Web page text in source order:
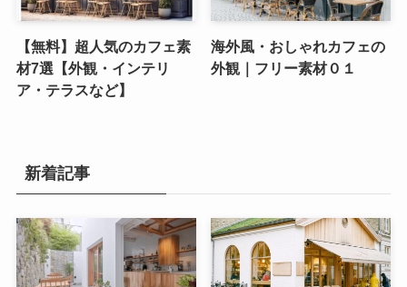
【無料】超人気のカフェ素
材7選【外観・インテリ
ア・テラスなど】
海外風・おしゃれカフェの
外観｜フリー素材０１
新着記事